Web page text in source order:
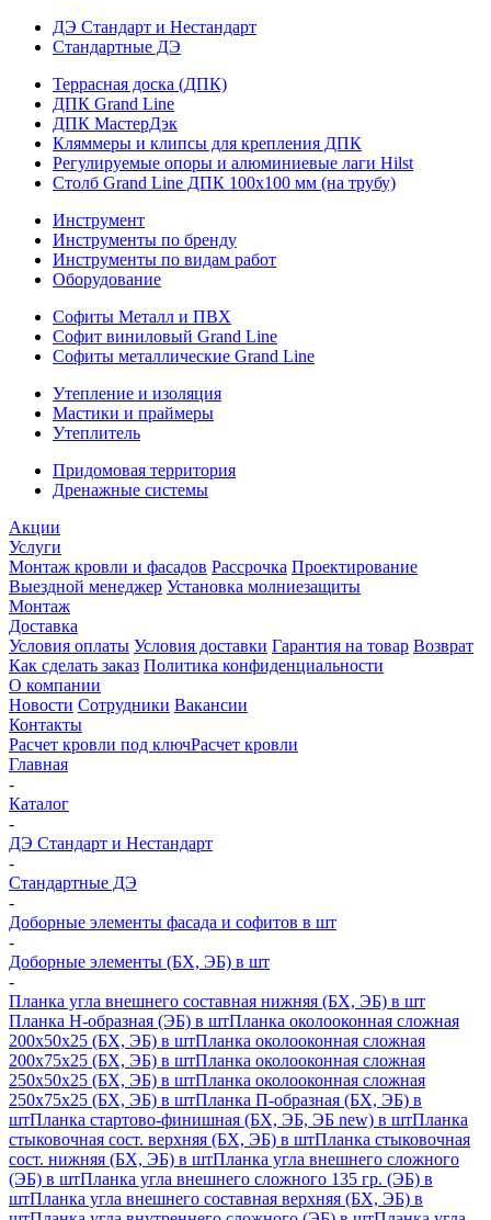
ДЭ Стандарт и Нестандарт
Стандартные ДЭ
Террасная доска (ДПК)
ДПК Grand Line
ДПК МастерДэк
Кляммеры и клипсы для крепления ДПК
Регулируемые опоры и алюминиевые лаги Hilst
Столб Grand Line ДПК 100х100 мм (на трубу)
Инструмент
Инструменты по бренду
Инструменты по видам работ
Оборудование
Софиты Металл и ПВХ
Софит виниловый Grand Line
Софиты металлические Grand Line
Утепление и изоляция
Мастики и праймеры
Утеплитель
Придомовая территория
Дренажные системы
Акции
Услуги
Монтаж кровли и фасадов Рассрочка Проектирование
Выездной менеджер Установка молниезащиты
Монтаж
Доставка
Условия оплаты Условия доставки Гарантия на товар Возврат
Как сделать заказ Политика конфиденциальности
О компании
Новости Сотрудники Вакансии
Контакты
Расчет кровли под ключРасчет кровли
Главная
-
Каталог
-
ДЭ Стандарт и Нестандарт
-
Стандартные ДЭ
-
Доборные элементы фасада и софитов в шт
-
Доборные элементы (БХ, ЭБ) в шт
-
Планка угла внешнего составная нижняя (БХ, ЭБ) в шт
Планка H-образная (ЭБ) в штПланка околооконная сложная
200х50х25 (БХ, ЭБ) в штПланка околооконная сложная
200х75х25 (БХ, ЭБ) в штПланка околооконная сложная
250х50х25 (БХ, ЭБ) в штПланка околооконная сложная
250х75х25 (БХ, ЭБ) в штПланка П-образная (БХ, ЭБ) в
штПланка стартово-финишная (БХ, ЭБ, ЭБ new) в штПланка
стыковочная сост. верхняя (БХ, ЭБ) в штПланка стыковочная
сост. нижняя (БХ, ЭБ) в штПланка угла внешнего сложного
(ЭБ) в штПланка угла внешнего сложного 135 гр. (ЭБ) в
штПланка угла внешнего составная верхняя (БХ, ЭБ) в